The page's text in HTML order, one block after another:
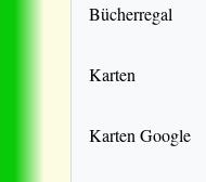
Bücherregal
Karten
Karten Google